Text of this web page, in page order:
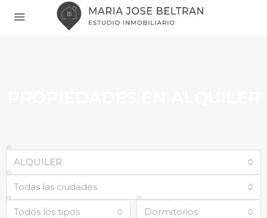
ALQUILER
Todas las ciudades
Todos los tipos Dormitorios